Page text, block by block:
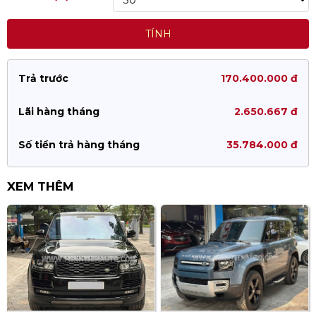
TÍNH
Trả trước 170.400.000 đ
Lãi hàng tháng 2.650.667 đ
Số tiền trả hàng tháng 35.784.000 đ
XEM THÊM